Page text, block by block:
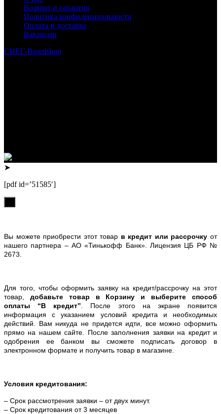
Возврат и гарантия
Политика конфиденциальности
Оплата и доставка
Вакансии
СНЕГ-Boardshop
➤
[pdf id=’51585′]
Вы можете приобрести этот товар в кредит или рассрочку от
нашего партнера – АО «Тинькофф Банк». Лицензия ЦБ РФ №
2673.
Для того, чтобы оформить заявку на кредит/рассрочку на этот
товар, добавьте товар в Корзину и выберите способ
оплаты “В кредит” . После этого на экране появится
информация с указанием условий кредита и необходимых
действий. Вам никуда не придется идти, все можно оформить
прямо на нашем сайте. После заполнения заявки на кредит и
одобрения ее банком вы сможете подписать договор в
электронном формате и получить товар в магазине.
Условия кредитования:
– Срок рассмотрения заявки – от двух минут.
– Срок кредитования от 3 месяцев